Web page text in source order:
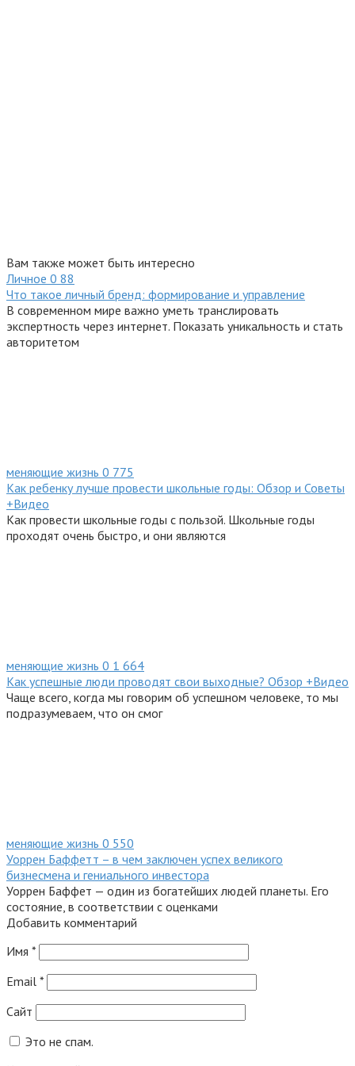
Вам также может быть интересно
Личное 0 88
Что такое личный бренд: формирование и управление
В современном мире важно уметь транслировать
экспертность через интернет. Показать уникальность и стать
авторитетом
меняющие жизнь 0 775
Как ребенку лучше провести школьные годы: Обзор и Советы
+Видео
Как провести школьные годы с пользой. Школьные годы
проходят очень быстро, и они являются
меняющие жизнь 0 1 664
Как успешные люди проводят свои выходные? Обзор +Видео
Чаще всего, когда мы говорим об успешном человеке, то мы
подразумеваем, что он смог
меняющие жизнь 0 550
Уоррен Баффетт – в чем заключен успех великого
бизнесмена и гениального инвестора
Уоррен Баффет — один из богатейших людей планеты. Его
состояние, в соответствии с оценками
Добавить комментарий
Имя *
Email *
Сайт
Это не спам.